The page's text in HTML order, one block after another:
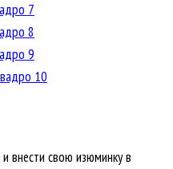
7
8
9
10
внести свою изюминку в